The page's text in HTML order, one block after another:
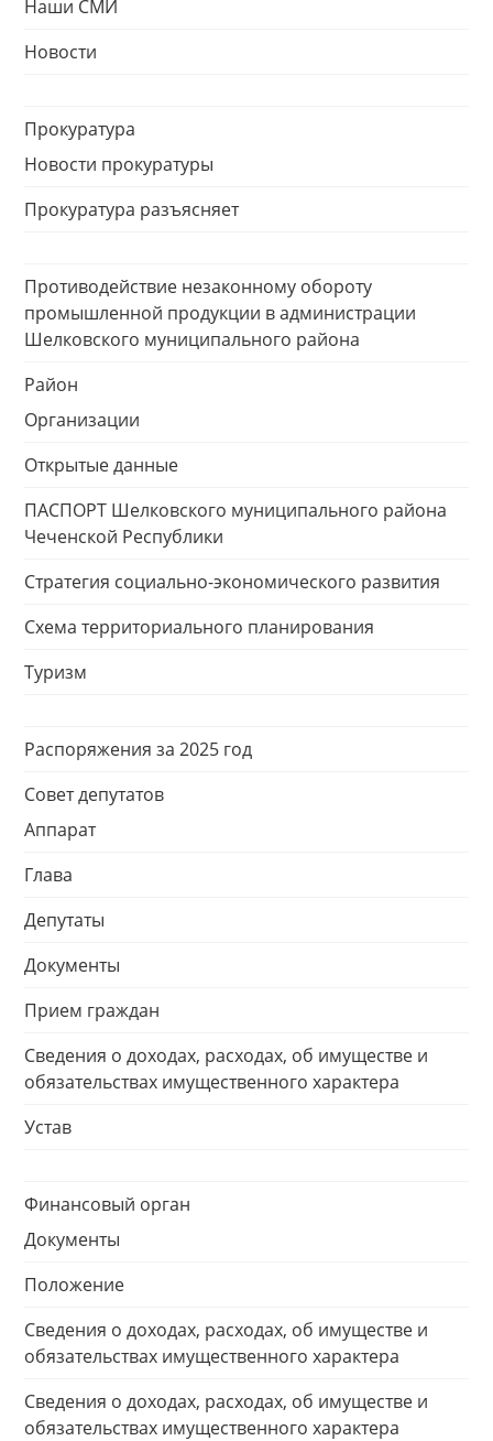
Наши СМИ
Новости
Прокуратура
Новости прокуратуры
Прокуратура разъясняет
Противодействие незаконному обороту
промышленной продукции в администрации
Шелковского муниципального района
Район
Организации
Открытые данные
ПАСПОРТ Шелковского муниципального района
Чеченской Республики
Стратегия социально-экономического развития
Схема территориального планирования
Туризм
Распоряжения за 2025 год
Совет депутатов
Аппарат
Глава
Депутаты
Документы
Прием граждан
Сведения о доходах, расходах, об имуществе и
обязательствах имущественного характера
Устав
Финансовый орган
Документы
Положение
Сведения о доходах, расходах, об имуществе и
обязательствах имущественного характера
Сведения о доходах, расходах, об имуществе и
обязательствах имущественного характера